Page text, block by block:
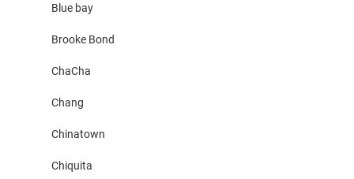
Blue bay
Brooke Bond
ChaCha
Chang
Chinatown
Chiquita